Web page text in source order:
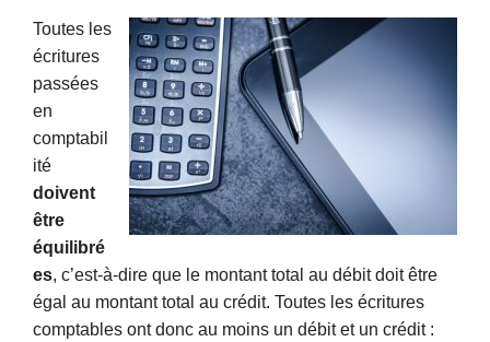
Toutes les
écritures
passées
en
comptabil
ité
doivent
être
équilibré
es, c’est-à-dire que le montant total au débit doit être
égal au montant total au crédit. Toutes les écritures
comptables ont donc au moins un débit et un crédit :